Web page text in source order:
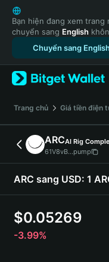
English
日本語
Tiếng Việt
Русский
Español (Latinoamérica)
Türkçe
Français
Deutsch
简体中文
繁體中文
Português (Portugal)
Bahasa Indonesia
ภาษาไทย
Español
Bạn hiện đang xem trang
chuyển sang English
Chuyển sang
‌Trang chủ Giá tiền điện
ARCAI Rig
61V8vB...pump
ARC sang USD: 1
$0.05269
-3.99%